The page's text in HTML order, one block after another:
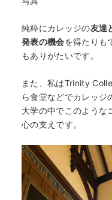
純粋にカレッジの友達
発表の機会を得たりも
もありがたいです。
また、私はTrinity
ら食堂などでカレッジ
大学の中でこのような
心の支えです。